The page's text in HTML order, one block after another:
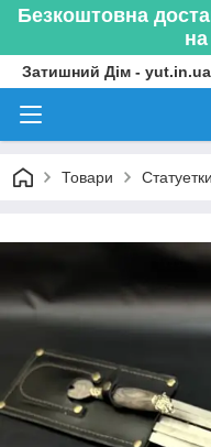
Безкоштовна
на
Затишний Дім - yut.in.ua
Товари